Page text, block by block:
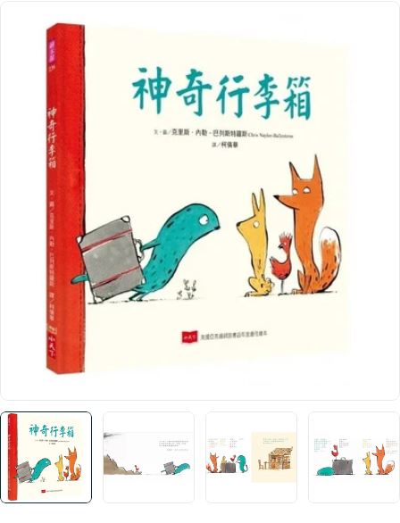
Skip
information
Open media 0 in modal